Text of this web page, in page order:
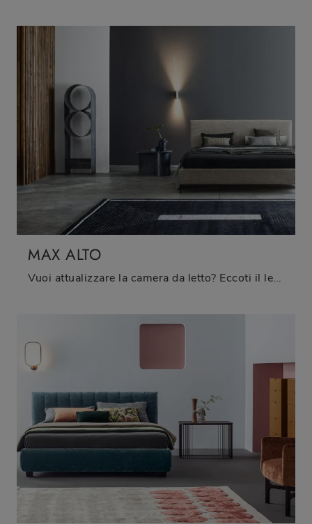
MAX ALTO
Vuoi attualizzare la camera da letto? Eccoti il letto in tessuto Max Alto di Twils per spazi moderni.